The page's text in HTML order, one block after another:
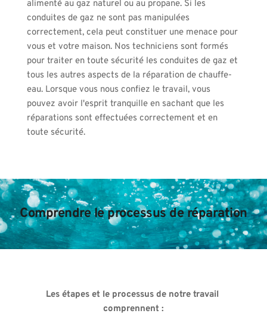
alimenté au gaz naturel ou au propane. Si les
conduites de gaz ne sont pas manipulées
correctement, cela peut constituer une menace pour
vous et votre maison. Nos techniciens sont formés
pour traiter en toute sécurité les conduites de gaz et
tous les autres aspects de la réparation de chauffe-
eau. Lorsque vous nous confiez le travail, vous
pouvez avoir l'esprit tranquille en sachant que les
réparations sont effectuées correctement et en
toute sécurité.
Comprendre le processus de réparation
Les étapes et le processus de notre travail
comprennent :